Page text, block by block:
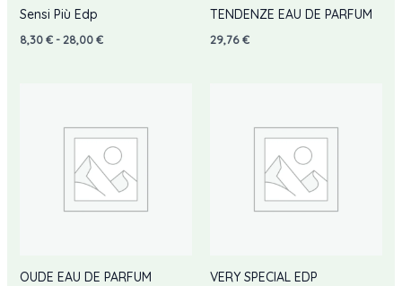
Sensi Più Edp
8,30€ - 28,00€Fascia
28,00 €
TENDENZE EAU DE PARFUM
29,76€
OUDE EAU DE PARFUM VERY SPECIAL EDP